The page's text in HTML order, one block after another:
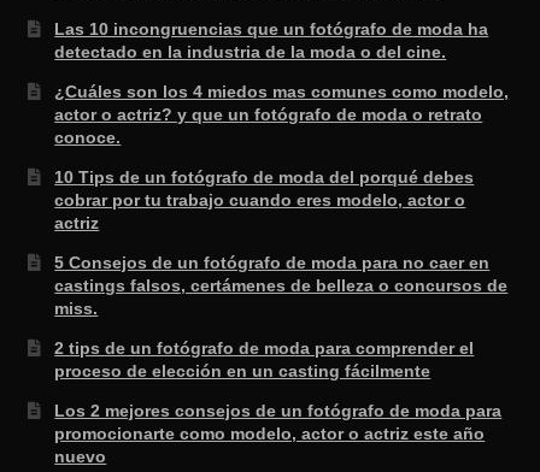
Las 10 incongruencias que un fotógrafo de moda ha
detectado en la industria de la moda o del cine.
¿Cuáles son los 4 miedos mas comunes como modelo,
actor o actriz? y que un fotógrafo de moda o retrato
conoce.
10 Tips de un fotógrafo de moda del porqué debes
cobrar por tu trabajo cuando eres modelo, actor o
actriz
5 Consejos de un fotógrafo de moda para no caer en
castings falsos, certámenes de belleza o concursos de
miss.
2 tips de un fotógrafo de moda para comprender el
proceso de elección en un casting fácilmente
Los 2 mejores consejos de un fotógrafo de moda para
promocionarte como modelo, actor o actriz este año
nuevo